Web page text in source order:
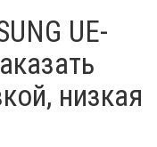
UE-
низкая